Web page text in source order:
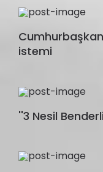
istemi
''3 Nesil